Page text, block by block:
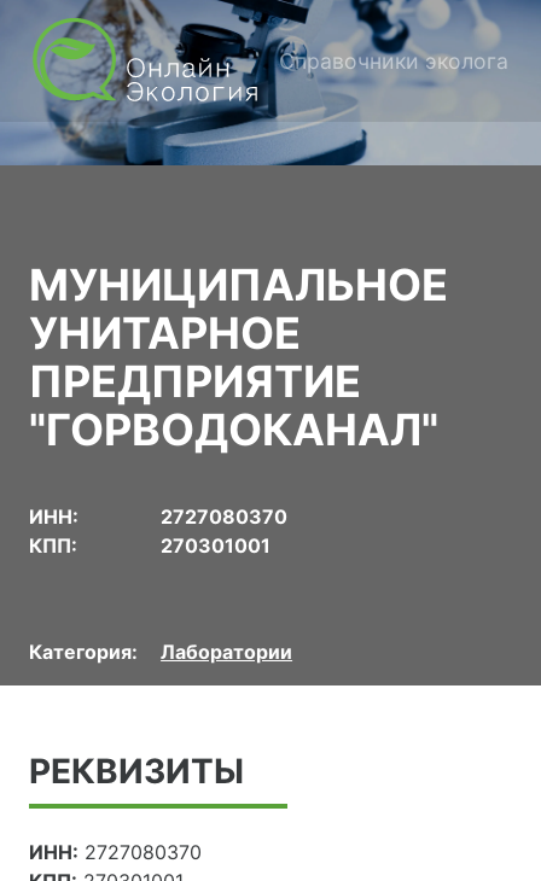
Справочники эколога
МУНИЦИПАЛЬНОЕ
УНИТАРНОЕ
ПРЕДПРИЯТИЕ
"ГОРВОДОКАНАЛ"
ИНН:
2727080370
КПП:
270301001
Категория: Лаборатории
РЕКВИЗИТЫ
ИНН: 2727080370